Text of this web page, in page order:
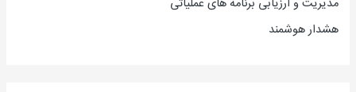
مدیریت و ارزیابی برنامه های عملیاتی
هشدار هوشمند